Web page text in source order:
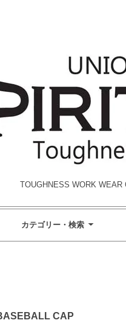
TOUGHNESS WORK
カテゴリー・検索
CAP